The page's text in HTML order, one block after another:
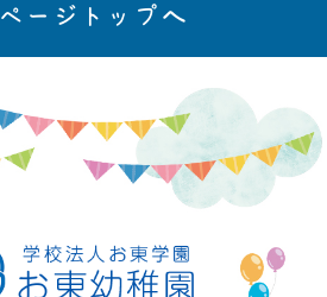
ページトップへ